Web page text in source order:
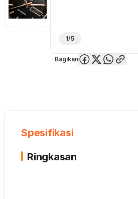
1/5
Bagikan
Spesifikasi
Ringkasan